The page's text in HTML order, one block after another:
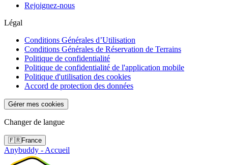
Rejoignez-nous
Légal
Conditions Générales d’Utilisation
Conditions Générales de Réservation de Terrains
Politique de confidentialité
Politique de confidentialité de l'application mobile
Politique d'utilisation des cookies
Accord de protection des données
Gérer mes cookies
Changer de langue
🇫🇷France
Anybuddy - Accueil